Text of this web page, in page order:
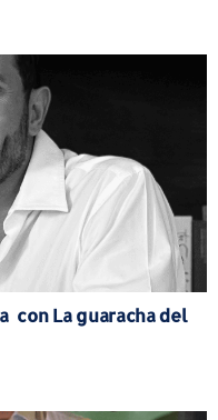
con La guaracha del